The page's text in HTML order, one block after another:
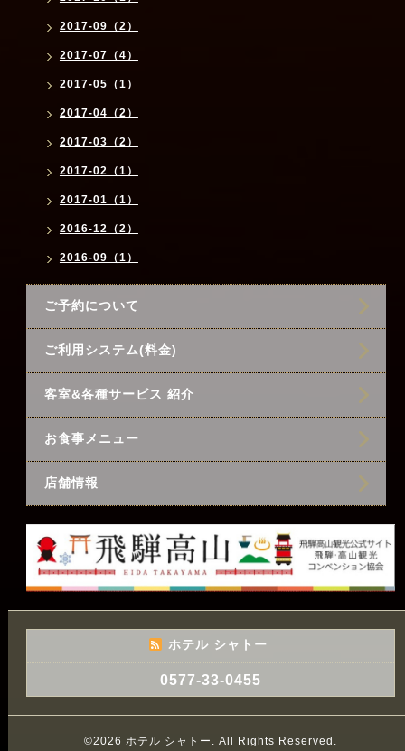
2017-09（2）
2017-07（4）
2017-05（1）
2017-04（2）
2017-03（2）
2017-02（1）
2017-01（1）
2016-12（2）
2016-09（1）
ご予約について
ご利用システム(料金)
客室&各種サービス 紹介
お食事メニュー
店舗情報
ホテル シャトー
0577-33-0455
©2026 ホテル シャトー . All Rights Reserved.